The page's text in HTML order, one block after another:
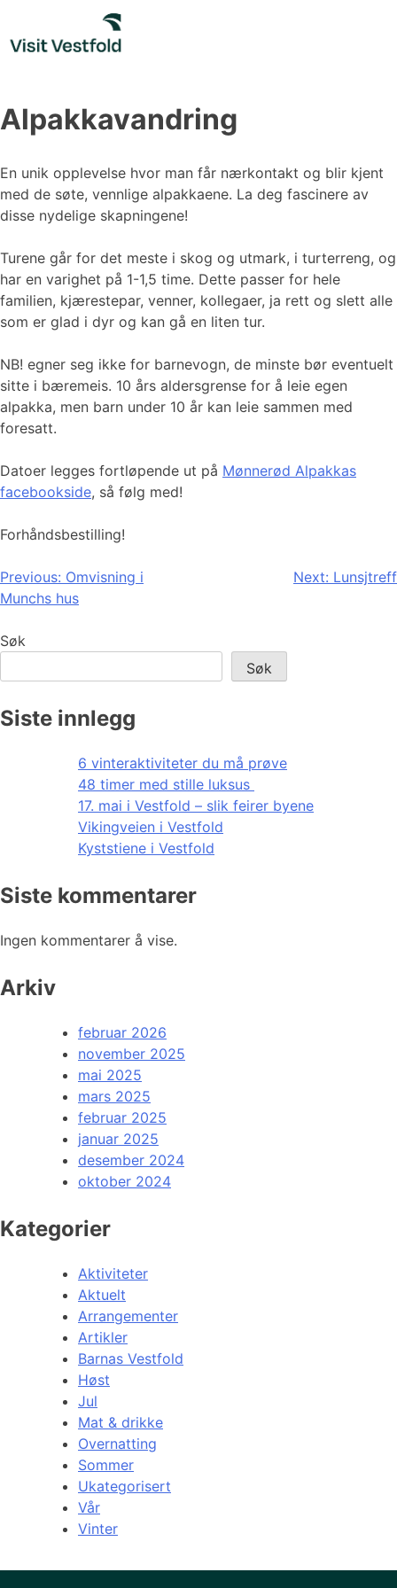
content
Alpakkavandring
En unik opplevelse hvor man får nærkontakt og blir kjent
med de søte, vennlige alpakkaene. La deg fascinere av
disse nydelige skapningene!
Turene går for det meste i skog og utmark, i turterreng, og
har en varighet på 1-1,5 time. Dette passer for hele
familien, kjærestepar, venner, kollegaer, ja rett og slett alle
som er glad i dyr og kan gå en liten tur.
NB! egner seg ikke for barnevogn, de minste bør eventuelt
sitte i bæremeis. 10 års aldersgrense for å leie egen
alpakka, men barn under 10 år kan leie sammen med
foresatt.
Datoer legges fortløpende ut på Mønnerød Alpakkas
facebookside, så følg med!
Forhåndsbestilling!
Innleggsnavigasjon
Previous: Omvisning i
Munchs hus
Next: Lunsjtreff
Søk
Søk
Siste innlegg
6 vinteraktiviteter du må prøve
48 timer med stille luksus
17. mai i Vestfold – slik feirer byene
Vikingveien i Vestfold
Kyststiene i Vestfold
Siste kommentarer
Ingen kommentarer å vise.
Arkiv
februar 2026
november 2025
mai 2025
mars 2025
februar 2025
januar 2025
desember 2024
oktober 2024
Kategorier
Aktiviteter
Aktuelt
Arrangementer
Artikler
Barnas Vestfold
Høst
Jul
Mat & drikke
Overnatting
Sommer
Ukategorisert
Vår
Vinter